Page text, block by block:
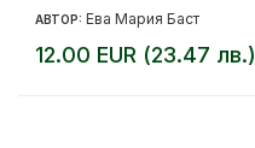
АВТОР: Ева Мария Баст
12.00 EUR (23.47 лв.)